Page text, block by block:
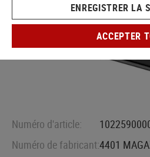
Numéro d'article:
Numéro de fabricant:4401
ENREGISTRER LA
ACCEPTER